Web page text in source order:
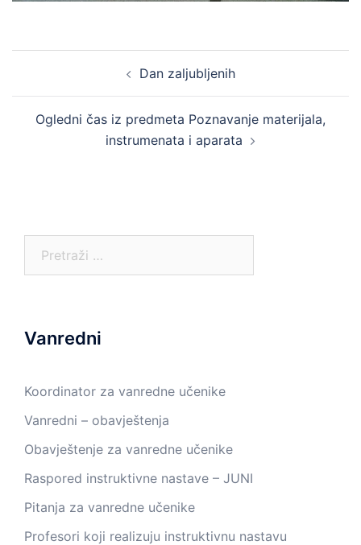
Dan zaljubljenih
Ogledni čas iz predmeta Poznavanje materijala,
instrumenata i aparata
Vanredni
Koordinator za vanredne učenike
Vanredni – obavještenja
Obavještenje za vanredne učenike
Raspored instruktivne nastave – JUNI
Pitanja za vanredne učenike
Profesori koji realizuju instruktivnu nastavu